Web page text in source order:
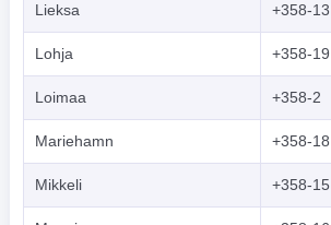
Lieksa +358-13
Lohja +358-19
Loimaa +358-2
Mariehamn +358-18
Mikkeli +358-15